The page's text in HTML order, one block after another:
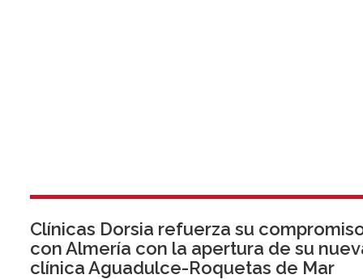
Clínicas Dorsia refuerza su
con Almería con la apertura de su
clínica Aguadulce-Roquetas de Mar